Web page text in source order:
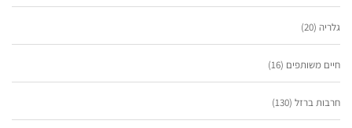
גלריה (20)
חיים משותפים (16)
חרבות ברזל (130)